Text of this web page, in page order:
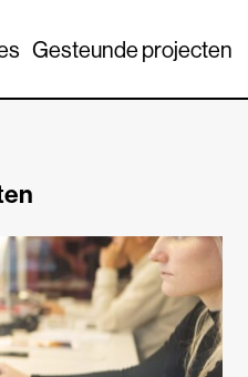
Gesteunde projecten